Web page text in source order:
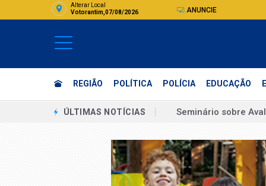
Alterar Local
Votorantim,07/08/2026
ANUNCIE
REGIÃO POLÍTICA POLÍCIA EDUCAÇÃO
ÚLTIMAS NOTÍCIAS
Amhe Move
Lei que proíbe
Erika Hilton declara
PM prende cinco